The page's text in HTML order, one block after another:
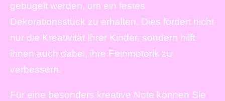
gebügelt werden, um ein festes
Dekorationsstück zu erhalten. Dies fördert nicht
nur die Kreativität Ihrer Kinder, sondern hilft
ihnen auch dabei, ihre Feinmotorik zu
verbessern.
Für eine besonders kreative Note können Sie